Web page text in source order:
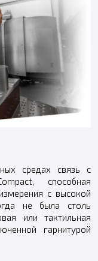
средах связь с
способная
с высокой
не была столь
или тактильная
гарнитурой